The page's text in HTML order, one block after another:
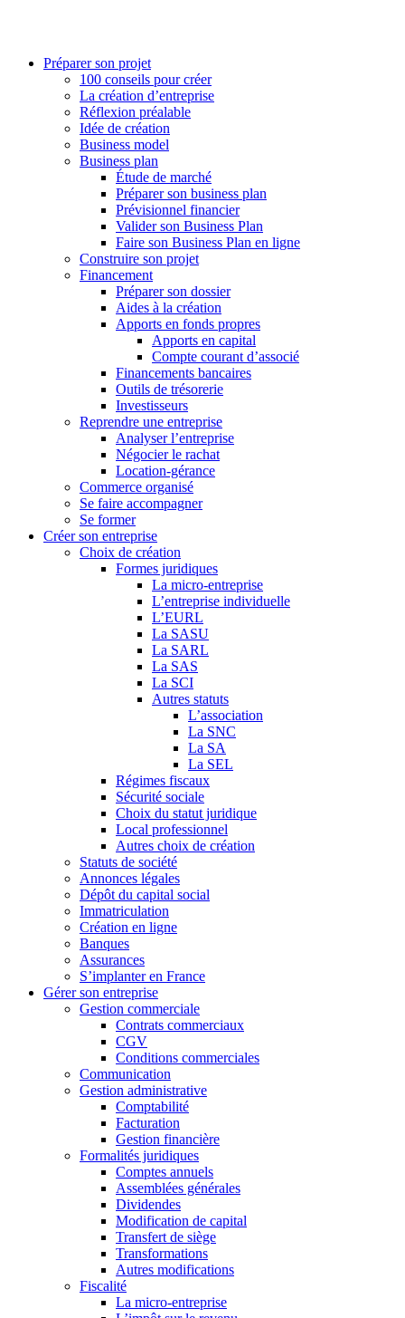
Préparer son projet
100 conseils pour créer
La création d’entreprise
Réflexion préalable
Idée de création
Business model
Business plan
Étude de marché
Préparer son business plan
Prévisionnel financier
Valider son Business Plan
Faire son Business Plan en ligne
Construire son projet
Financement
Préparer son dossier
Aides à la création
Apports en fonds propres
Apports en capital
Compte courant d’associé
Financements bancaires
Outils de trésorerie
Investisseurs
Reprendre une entreprise
Analyser l’entreprise
Négocier le rachat
Location-gérance
Commerce organisé
Se faire accompagner
Se former
Créer son entreprise
Choix de création
Formes juridiques
La micro-entreprise
L’entreprise individuelle
L’EURL
La SASU
La SARL
La SAS
La SCI
Autres statuts
L’association
La SNC
La SA
La SEL
Régimes fiscaux
Sécurité sociale
Choix du statut juridique
Local professionnel
Autres choix de création
Statuts de société
Annonces légales
Dépôt du capital social
Immatriculation
Création en ligne
Banques
Assurances
S’implanter en France
Gérer son entreprise
Gestion commerciale
Contrats commerciaux
CGV
Conditions commerciales
Communication
Gestion administrative
Comptabilité
Facturation
Gestion financière
Formalités juridiques
Comptes annuels
Assemblées générales
Dividendes
Modification de capital
Transfert de siège
Transformations
Autres modifications
Fiscalité
La micro-entreprise